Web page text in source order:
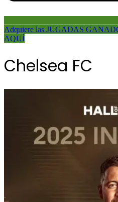
Adquiere las JUGADAS
AQUÍ
Chelsea FC